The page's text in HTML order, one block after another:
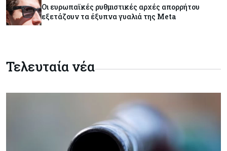
Κόσμος
Baker Tilly: Στην 7η θέση παγκοσμίως στις
Πιο ισχυρό το κυπριακό διαβατήριο το 2026
Οι ευρωπαϊκές ρυθμιστικές αρχές απορρήτου
εξετάζουν τα έξυπνα γυαλιά της Meta
Τελευταία νέα